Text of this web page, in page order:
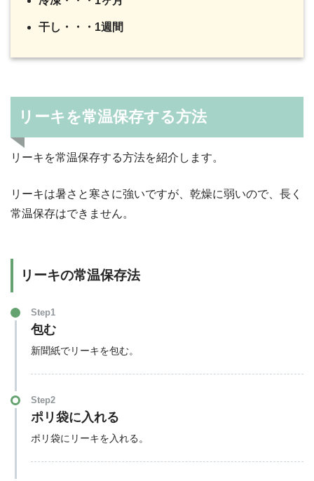
干し・・・1週間
リーキを常温保存する方法
リーキを常温保存する方法を紹介します。
リーキは暑さと寒さに強いですが、乾燥に弱いので、長く
常温保存はできません。
リーキの常温保存法
Step1
包む
新聞紙でリーキを包む。
Step2
ポリ袋に入れる
ポリ袋にリーキを入れる。